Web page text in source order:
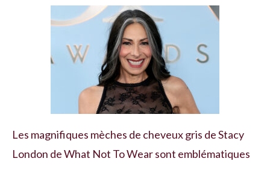
Les magnifiques mèches de cheveux gris de Stacy
London de What Not To Wear sont emblématiques